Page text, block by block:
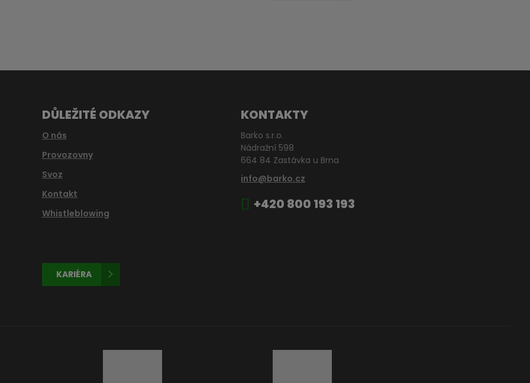
DŮLEŽITÉ ODKAZY
O nás
Provozovny
Svoz
Kontakt
Whistleblowing
KARIÉRA
KONTAKTY
Barko s.r.o.
Nádražní 598
664 84 Zastávka u Brna
info@barko.cz
+420 800 193 193